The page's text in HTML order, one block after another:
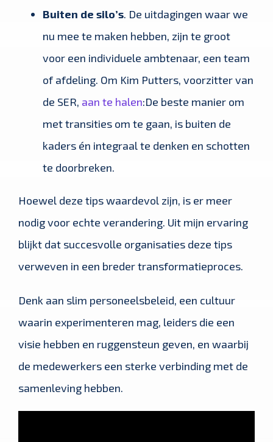
Buiten de silo’s. De uitdagingen waar we
nu mee te maken hebben, zijn te groot
voor een individuele ambtenaar, een team
of afdeling. Om Kim Putters, voorzitter van
de SER, aan te halen:De beste manier om
met transities om te gaan, is buiten de
kaders én integraal te denken en schotten
te doorbreken.
Hoewel deze tips waardevol zijn, is er meer
nodig voor echte verandering. Uit mijn ervaring
blijkt dat succesvolle organisaties deze tips
verweven in een breder transformatieproces.
Denk aan slim personeelsbeleid, een cultuur
waarin experimenteren mag, leiders die een
visie hebben en ruggensteun geven, en waarbij
de medewerkers een sterke verbinding met de
samenleving hebben.